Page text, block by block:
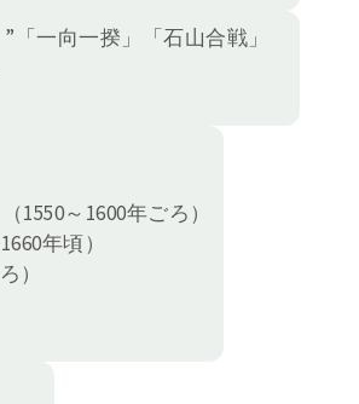
一向一揆」「石山合戦」
～1600年ごろ）
年頃）
）